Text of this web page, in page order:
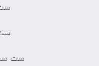
ست